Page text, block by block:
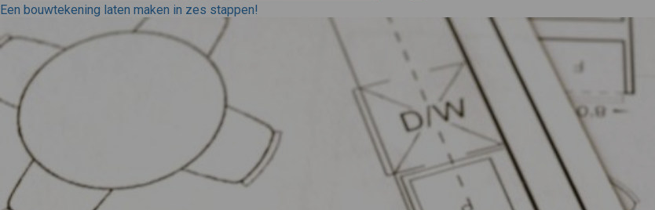
Een bouwtekening laten maken in zes stappen!